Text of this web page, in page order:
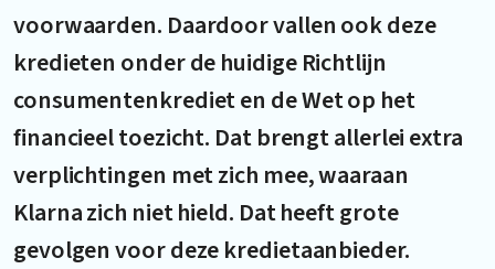
voorwaarden. Daardoor vallen ook deze
kredieten onder de huidige Richtlijn
consumentenkrediet en de Wet op het
financieel toezicht. Dat brengt allerlei extra
verplichtingen met zich mee, waaraan
Klarna zich niet hield. Dat heeft grote
gevolgen voor deze kredietaanbieder.